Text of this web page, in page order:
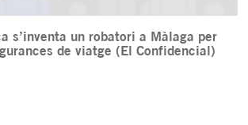
s’inventa un robatori a Màlaga per
de viatge (El Confidencial)